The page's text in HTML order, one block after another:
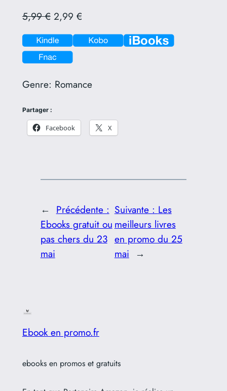
5,99 €2,99 €
Genre: Romance
Partager :
Facebook X
← Précédente :
Ebooks gratuit ou
pas chers du 23
mai
Suivante : Les
meilleurs livres
en promo du 25
mai →
Ebook en promo.fr
ebooks en promos et gratuits